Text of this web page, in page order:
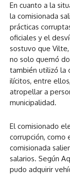
En cuanto a la
la comisionada
prácticas
oficiales y el
sostuvo que
no solo quemó
también utilizó la
ilícitos, entre
atropellar a
municipalidad.
El comisionado
corrupción, como
comisionada
salarios. Según
pudo adquirir